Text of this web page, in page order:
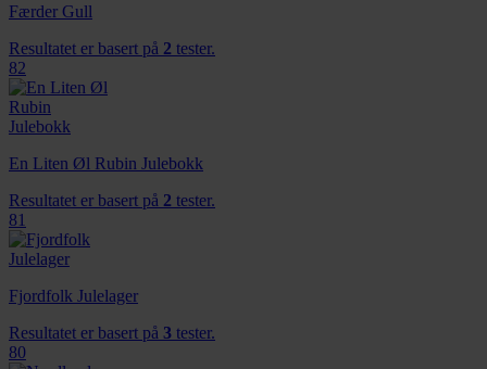
Færder Gull
Resultatet er basert på 2 tester.
82
En Liten Øl Rubin Julebokk
Resultatet er basert på 2 tester.
81
Fjordfolk Julelager
Resultatet er basert på 3 tester.
80